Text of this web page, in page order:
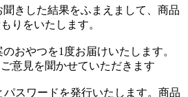
聞きした結果をふまえまして、商品
りをいたします。
のおやつを1度お届けいたします。
意見を聞かせていただきます
パスワードを発行いたします。商品